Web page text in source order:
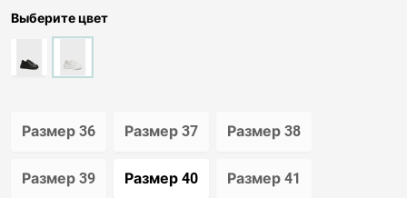
Выберите цвет
Размер 36 Размер 37 Размер 38
Размер 39 Размер 40 Размер 41